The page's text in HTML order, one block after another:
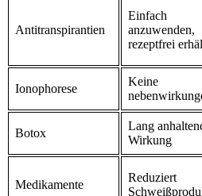
Antitranspirantien
Einfach
⁣anzuwenden,
rezeptfrei
Ionophorese
Keine
Botox
Lang
Wirkung
Medikamente
Reduziert